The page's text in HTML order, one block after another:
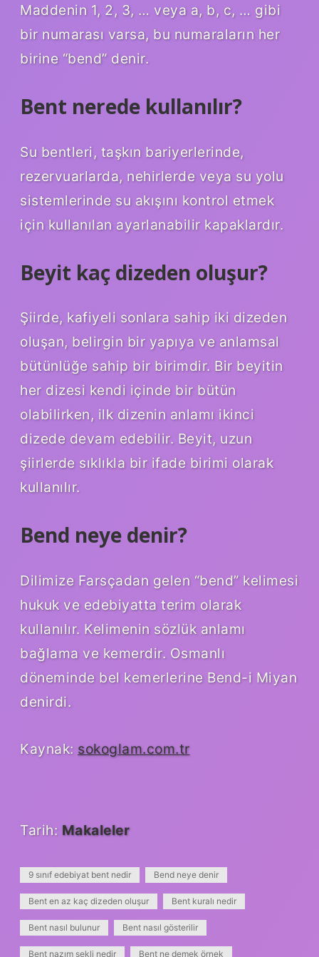
Maddenin 1, 2, 3, … veya a, b, c, … gibi
bir numarası varsa, bu numaraların her
birine “bend” denir.
Bent nerede kullanılır?
Su bentleri, taşkın bariyerlerinde,
rezervuarlarda, nehirlerde veya su yolu
sistemlerinde su akışını kontrol etmek
için kullanılan ayarlanabilir kapaklardır.
Beyit kaç dizeden oluşur?
Şiirde, kafiyeli sonlara sahip iki dizeden
oluşan, belirgin bir yapıya ve anlamsal
bütünlüğe sahip bir birimdir. Bir beyitin
her dizesi kendi içinde bir bütün
olabilirken, ilk dizenin anlamı ikinci
dizede devam edebilir. Beyit, uzun
şiirlerde sıklıkla bir ifade birimi olarak
kullanılır.
Bend neye denir?
Dilimize Farsçadan gelen “bend” kelimesi
hukuk ve edebiyatta terim olarak
kullanılır. Kelimenin sözlük anlamı
bağlama ve kemerdir. Osmanlı
döneminde bel kemerlerine Bend-i Miyan
denirdi.
Kaynak: sokoglam.com.tr
Tarih: Makaleler
9 sınıf edebiyat bent nedir Bend neye denir
Bent en az kaç dizeden oluşur Bent kuralı nedir
Bent nasıl bulunur Bent nasıl gösterilir
Bent nazım şekli nedir Bent ne demek örnek